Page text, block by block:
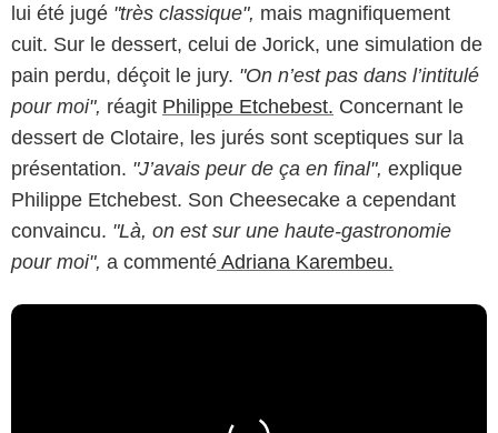
lui été jugé "très classique", mais magnifiquement
cuit. Sur le dessert, celui de Jorick, une simulation de
pain perdu, déçoit le jury. "On n’est pas dans l’intitulé
pour moi", réagit Philippe Etchebest. Concernant le
dessert de Clotaire, les jurés sont sceptiques sur la
présentation. "J’avais peur de ça en final", explique
Philippe Etchebest. Son Cheesecake a cependant
convaincu. "Là, on est sur une haute-gastronomie
pour moi", a commenté Adriana Karembeu.